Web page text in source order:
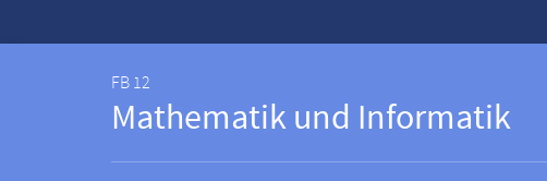
FB 12
Mathematik und Informatik